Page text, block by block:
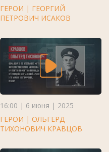
ГЕРОИ | ГЕОРГИЙ
ПЕТРОВИЧ ИСАКОВ
16:00 | 6 июня | 2025
ГЕРОИ | ОЛЬГЕРД
ТИХОНОВИЧ КРАВЦОВ